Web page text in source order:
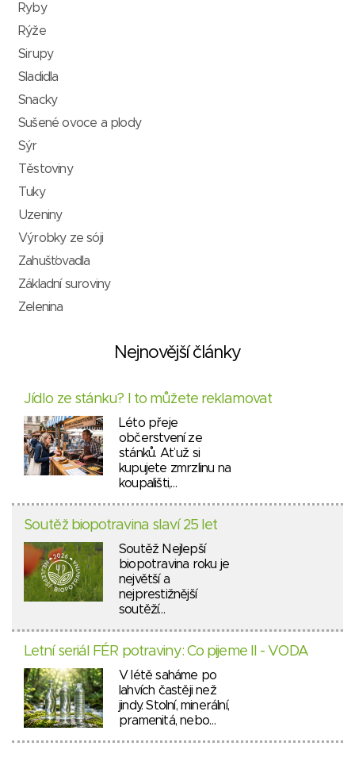
Ryby
Rýže
Sirupy
Sladidla
Snacky
Sušené ovoce a plody
Sýr
Těstoviny
Tuky
Uzeniny
Výrobky ze sóji
Zahušťovadla
Základní suroviny
Zelenina
Nejnovější články
Jídlo ze stánku? I to můžete reklamovat
Léto přeje
občerstvení ze
stánků. Ať už si
kupujete zmrzlinu na
koupališti,…
Soutěž biopotravina slaví 25 let
Soutěž Nejlepší
biopotravina roku je
největší a
nejprestižnější
soutěží…
Letní seriál FÉR potraviny: Co pijeme II - VODA
V létě saháme po
lahvích častěji než
jindy. Stolní, minerální,
pramenitá, nebo…